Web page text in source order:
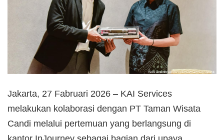
Jakarta, 27 Fabruari 2026 – KAI Services
melakukan kolaborasi dengan PT Taman Wisata
Candi melalui pertemuan yang berlangsung di